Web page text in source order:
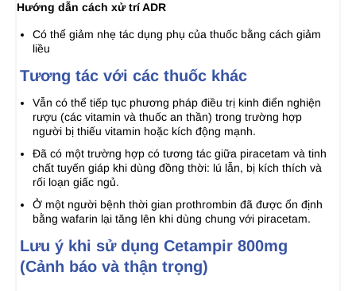
Hướng dẫn cách xử trí ADR
Có thể giảm nhẹ tác dụng phụ của thuốc bằng cách giảm
liều
Tương tác với các thuốc khác
Vẫn có thể tiếp tục phương pháp điều trị kinh điển nghiện
rượu (các vitamin và thuốc an thần) trong trường hợp
người bị thiếu vitamin hoặc kích động mạnh.
Đã có một trường hợp có tương tác giữa piracetam và tinh
chất tuyến giáp khi dùng đồng thời: lú lẫn, bị kích thích và
rối loạn giấc ngủ.
Ở một người bệnh thời gian prothrombin đã được ổn định
bằng wafarin lại tăng lên khi dùng chung với piracetam.
Lưu ý khi sử dụng Cetampir 800mg
(Cảnh báo và thận trọng)